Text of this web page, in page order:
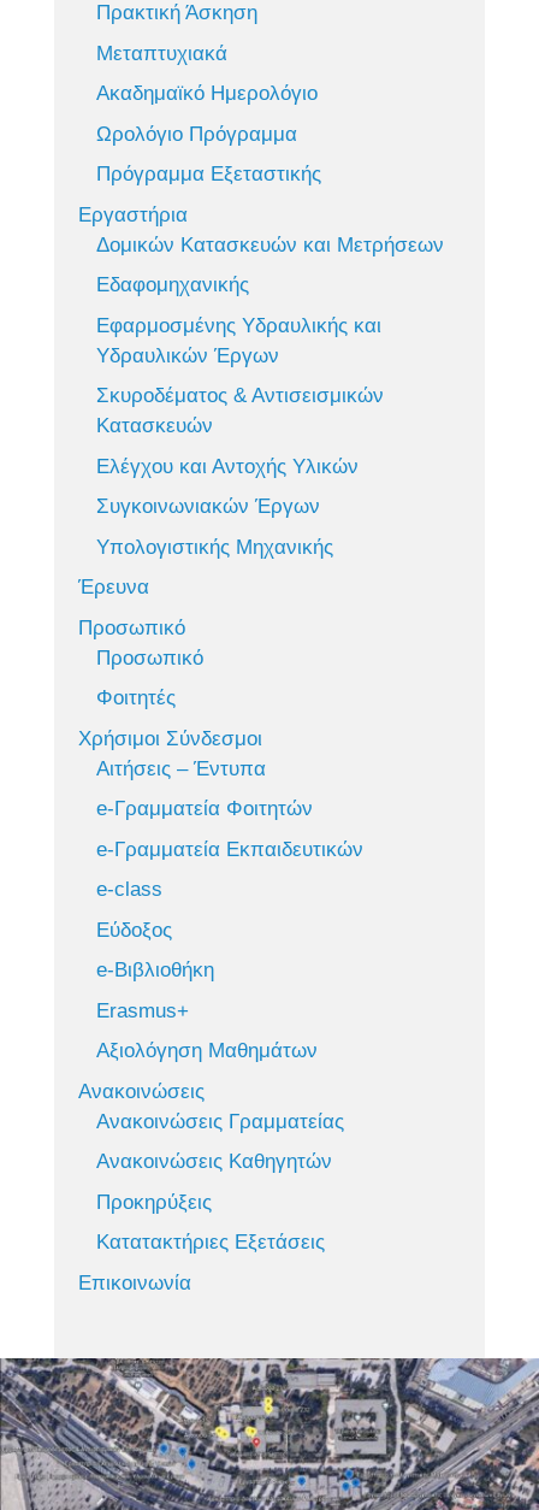
Πρακτική Άσκηση
Μεταπτυχιακά
Ακαδημαϊκό Ημερολόγιο
Ωρολόγιο Πρόγραμμα
Πρόγραμμα Εξεταστικής
Εργαστήρια
Δομικών Κατασκευών και Μετρήσεων
Εδαφομηχανικής
Εφαρμοσμένης Υδραυλικής και
Υδραυλικών Έργων
Σκυροδέματος & Αντισεισμικών
Κατασκευών
Ελέγχου και Αντοχής Υλικών
Συγκοινωνιακών Έργων
Υπολογιστικής Μηχανικής
Έρευνα
Προσωπικό
Προσωπικό
Φοιτητές
Χρήσιμοι Σύνδεσμοι
Αιτήσεις – Έντυπα
e-Γραμματεία Φοιτητών
e-Γραμματεία Εκπαιδευτικών
e-class
Εύδοξος
e-Βιβλιοθήκη
Erasmus+
Αξιολόγηση Μαθημάτων
Ανακοινώσεις
Ανακοινώσεις Γραμματείας
Ανακοινώσεις Καθηγητών
Προκηρύξεις
Κατατακτήριες Εξετάσεις
Επικοινωνία